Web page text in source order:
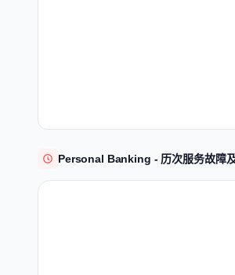
Personal Banking - 历次服务故障